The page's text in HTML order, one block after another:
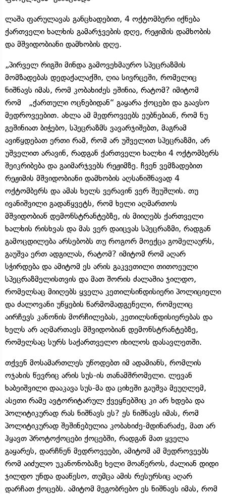
ლაშა ფარულავას განცხადებით, 4 ოქტომბერი იქნება
ქართველი ხალხის გამარჯვების დღე, რეჟიმის დამხობის
და მშვიდობიანი დამხობის დღე.
„პირველ რიგში მინდა გამოვეხმაურო სპეცრაზმის
მომზადებას დედაქალაქში, ღია სივრცეში, რომელიც
ნიშნავს იმას, რომ კობახიძეს ეშინია, რატომ? იმიტომ
რომ „ქართული ოცნებიდან“ გაყარა ქოცები და გაავსო
მედროვეებით. ახლა ამ მედროვეებს ეუბნებიან, რომ ნუ
გეშინიათ ბიჭებო, სპეცრაზმს ვავარჯიშებთ, მაგრამ
ავიწყდებათ ერთი რამ, რომ არ უშველით სპეცრაზმი, არ
უშველით არავინ, რადგან ქართველი ხალხი 4 ოქტომბერს
შეიკრიბება და გაიმარჯვებს რეჟიმზე. ჩვენ ვემზადებით
რეჟიმის მშვიდობიანი დამხობის აღსანიშნავად 4
ოქტომბერს და ამას ხელს ვერავინ ვერ შეუშლის. თუ
ივანიშვილი გადაწყვეტს, რომ ხელი აღმართოს
მშვიდობიან დემონსტრანტებზე, ის მიიღებს ქართველი
ხალხის რისხვას და მას ვერ დაიცვას სპეცრაზმი, რადგან
გამოცდილება არსებობს თუ როგორ მოექცა გომელაურს,
გაუშვა ერთ ადგილას, რატომ? იმიტომ რომ აღარ
სჭირდება და ამიტომ ეს არის გაკვეთილი თითოეული
სპეცრაზმელისთვის და მათ შორის ძალაშია ჯილდო,
რომელსაც მიიღებს ყველა კეთილსინდისიერი პოლიციელი
და ძალოვანი უწყების წარმომადგენელი, რომელიც
აირჩევს კანონის მორჩილებას, კეთილსინდისიერებას და
ხელს არ აღმართავს მშვიდობიან დემონსტრანტებზე,
რომელსაც სურს საქართველო იხილოს დასავლეთში.
თქვენ მოსამართლეს უწოდებთ იმ ადამიანს, რომლის
ოჯახის წევრიც არის სუს-ის თანამშრომელი. ლევან
ხაბეიშვილი დააკავა სუს-მა და ციხეში გაუშვა მეუღლემ,
ასეთი რამე ავტორიტარულ ქვეყნებშიც კი არ ხდება და
პოლიტიკურად რას ნიშნავს ეს? ეს ნიშნავს იმას, რომ
პოლიტიკურად შეშინებულია კობახიძე-მდინარაძე, მათ არ
ჰყავთ პროტოქოცები ქოცებში, რადგან მათ ყველა
გაყარეს, დარჩნენ მედროვეები, ამიტომ ამ მედროვეებს
რომ აიძულო უკანონობაზე ხელი მოაწეროს, ძალიან დიდი
ჯილდო უნდა დააწესო, თუმცა ამის რესურსიც აღარ
დარჩათ ქოცებს. ამიტომ მეგობრებო ეს ნიშნავს იმას, რომ